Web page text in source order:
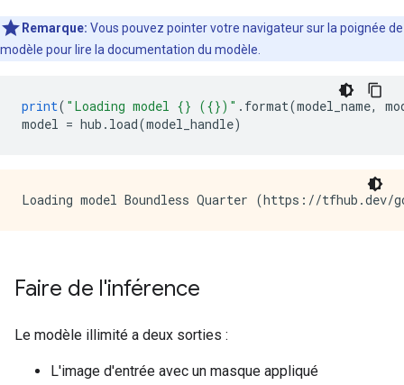
Remarque: Vous pouvez pointer votre navigateur sur la poignée de
modèle pour lire la documentation du modèle.
print( "Loading model {} ({})" . format(model_name,
model = hub . load(model_handle)
Faire de l'inférence
Le modèle illimité a deux sorties :
L'image d'entrée avec un masque appliqué